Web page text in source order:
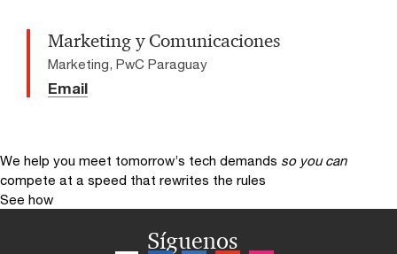
Marketing y Comunicaciones
Marketing, PwC Paraguay
Email
We help you meet tomorrow’s tech demands so you can
compete at a speed that rewrites the rules
See how
Síguenos